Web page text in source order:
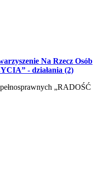
Na Rzecz Osób
- działania (2)
„RADOŚĆ